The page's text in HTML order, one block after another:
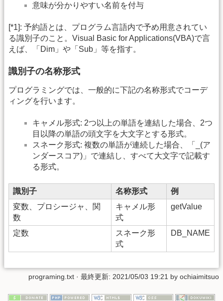
意味が分かりやすい名前を付与
[*1]: 予約語とは、プログラム言語内で予め用意されてい
る識別子のこと。Visual Basic for Applications(VBA)で言
えば、「Dim」や「Sub」等を指す。
識別子の名称形式
プログラミングでは、一般的に下記の名称形式でコーデ
ィングを行います。
キャメル形式: 2つ以上の単語を連結した場合、2つ
目以降の単語の頭文字を大文字とする形式。
スネーク形式: 複数の単語が連続した場合、「_(ア
ンダースコア)」で連結し、すべて大文字で記載す
る形式。
識別子 名称形式
例
変数、プロシージャ、関
数
キャメル形
式
getValue
定数
スネーク形
式
DB_NAME
programing.txt · 最終更新: 2021/05/03 19:21 by ochiaimitsuo